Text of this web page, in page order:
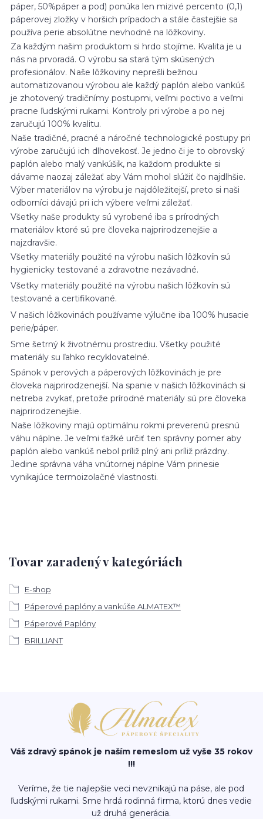
páper, 50%páper a pod) ponúka len mizivé percento (0,1)
páperovej zložky v horšich prípadoch a stále častejšie sa
používa perie absolútne nevhodné na lôžkoviny.
Za každým našim produktom si hrdo stojíme. Kvalita je u
nás na prvoradá. O výrobu sa stará tým skúsených
profesionálov. Naše lôžkoviny neprešli bežnou
automatizovanou výrobou ale každý paplón alebo vankúš
je zhotovený tradičnímy postupmi, veľmi poctivo a veľmi
pracne ľudskými rukami. Kontroly pri výrobe a po nej
zaručujú 100% kvalitu.
Naše tradičné, pracné a náročné technologické postupy pri
výrobe zaručujú ich dlhovekosť. Je jedno či je to obrovský
paplón alebo malý vankúšik, na každom produkte si
dávame naozaj záležať aby Vám mohol slúžiť čo najdlhšie.
Výber materiálov na výrobu je najdôležitejší, preto si naši
odborníci dávajú pri ich výbere veľmi záležať.
Všetky naše produkty sú vyrobené iba s prírodných
materiálov ktoré sú pre človeka najprirodzenejšie a
najzdravšie.
Všetky materiály použité na výrobu našich lôžkovín sú
hygienicky testované a zdravotne nezávadné.
Všetky materiály použité na výrobu našich lôžkovín sú
testované a certifikované.
V našich lôžkovinách používame výlučne iba 100% husacie
perie/páper.
Sme šetrný k životnému prostrediu. Všetky použité
materiály su ľahko recyklovatelné.
Spánok v perových a páperových lôžkovinách je pre
človeka najprirodzenejší. Na spanie v našich lôžkovinách si
netreba zvykať, pretože prírodné materiály sú pre človeka
najprirodzenejšie.
Naše lôžkoviny majú optimálnu rokmi preverenú presnú
váhu náplne. Je veľmi ťažké určiť ten správny pomer aby
paplón alebo vankúš nebol príliž plný ani príliž prázdny.
Jedine správna váha vnútornej náplne Vám prinesie
vynikajúce termoizolačné vlastnosti.
Tovar zaradený v kategóriách
E-shop
Páperové paplóny a vankúše ALMATEX™
Páperové Paplóny
BRILLIANT
Váš zdravý spánok je naším remeslom už vyše 35 rokov
!!!
Veríme, že tie najlepšie veci nevznikajú na páse, ale pod
ľudskými rukami. Sme hrdá rodinná firma, ktorú dnes vedie
už druhá generácia.